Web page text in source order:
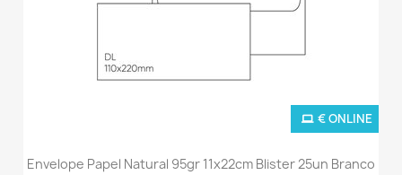
Envelope Papel Natural 95gr 11x22cm Blister 25un Branco
€ ONLINE